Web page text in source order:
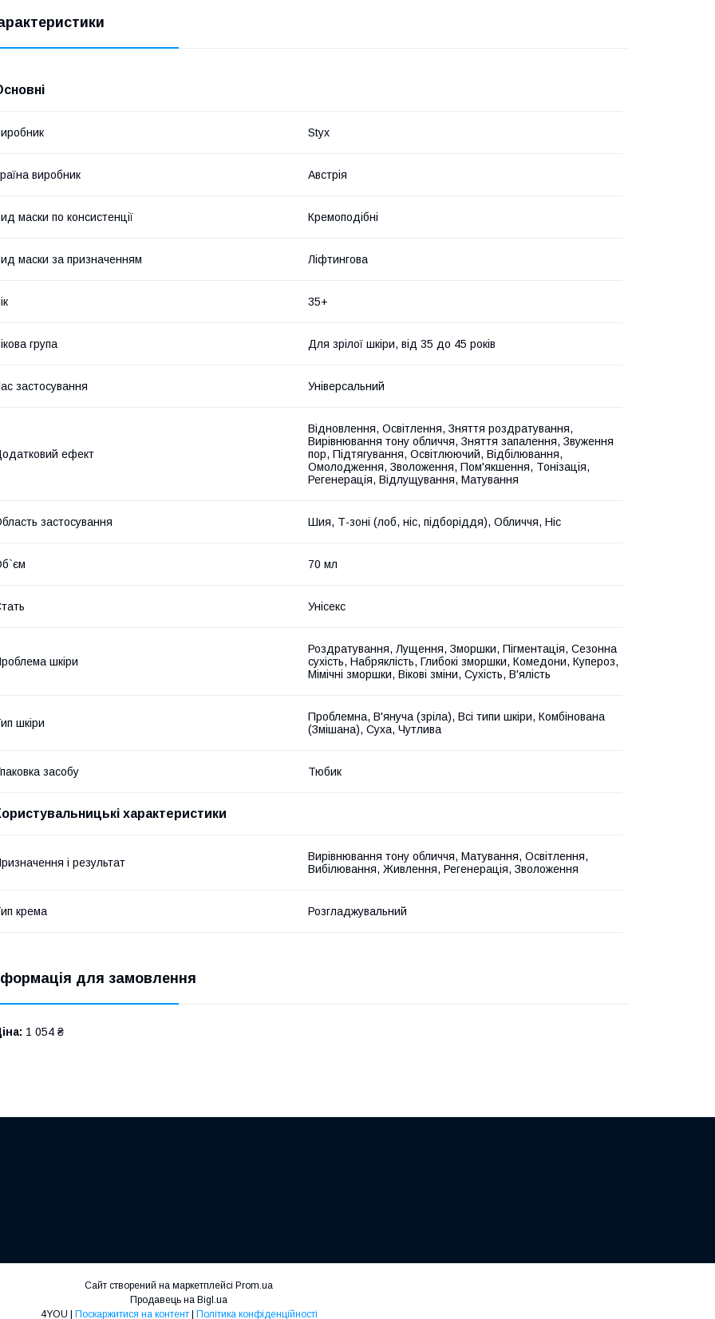
Styx
виробник Австрія
маски по консистенції Кремоподібні
маски за призначенням Ліфтингова
35+
група Для зрілої шкіри, від 35 до 45 років
застосування Універсальний
ефект
Відновлення, Освітлення, Зняття роздратування,
Вирівнювання тону обличчя, Зняття запалення, Звуження
пор, Підтягування, Освітлюючий, Відбілювання,
Омолодження, Зволоження, Пом'якшення, Тонізація,
Регенерація, Відлущування, Матування
застосування Шия, Т-зоні (лоб, ніс, підборіддя), Обличчя, Ніс
70 мл
Унісекс
шкіри
Роздратування, Лущення, Зморшки, Пігментація, Сезонна
сухість, Набряклість, Глибокі зморшки, Комедони, Купероз,
Мімічні зморшки, Вікові зміни, Сухість, В'ялість
шкіри
Проблемна, В'януча (зріла), Всі типи шкіри, Комбінована
(Змішана), Суха, Чутлива
засобу Тюбик
характеристики
і результат
Вирівнювання тону обличчя, Матування, Освітлення,
Вибілювання, Живлення, Регенерація, Зволоження
крема Розгладжувальний
для замовлення
1 054 ₴
Сайт створений на маркетплейсі Prom.ua
Продавець на Bigl.ua
Поскаржитися на контент Політика конфіденційності